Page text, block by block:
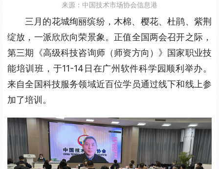
来源：中国技术市场协会信息港
三月的花城绚丽缤纷，木棉、樱花、杜鹃、紫荆
绽放，一派欣欣向荣景象。正值全国两会召开之际，
第三期《高级科技咨询师（师资方向）》国家职业技
能培训班，于11-14日在广州软件科学园顺利举办。
来自全国科技服务领域近百位学员通过线下和线上参
加了培训。